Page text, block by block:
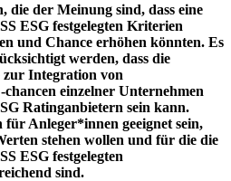
die der Meinung sind, dass eine
ESG festgelegten Kriterien
und Chance erhöhen könnten. Es
werden, dass die
zur Integration von
einzelner Unternehmen
Ratinganbietern sein kann.
Anleger*innen geeignet sein,
stehen wollen und für die die
ESG festgelegten
sind.